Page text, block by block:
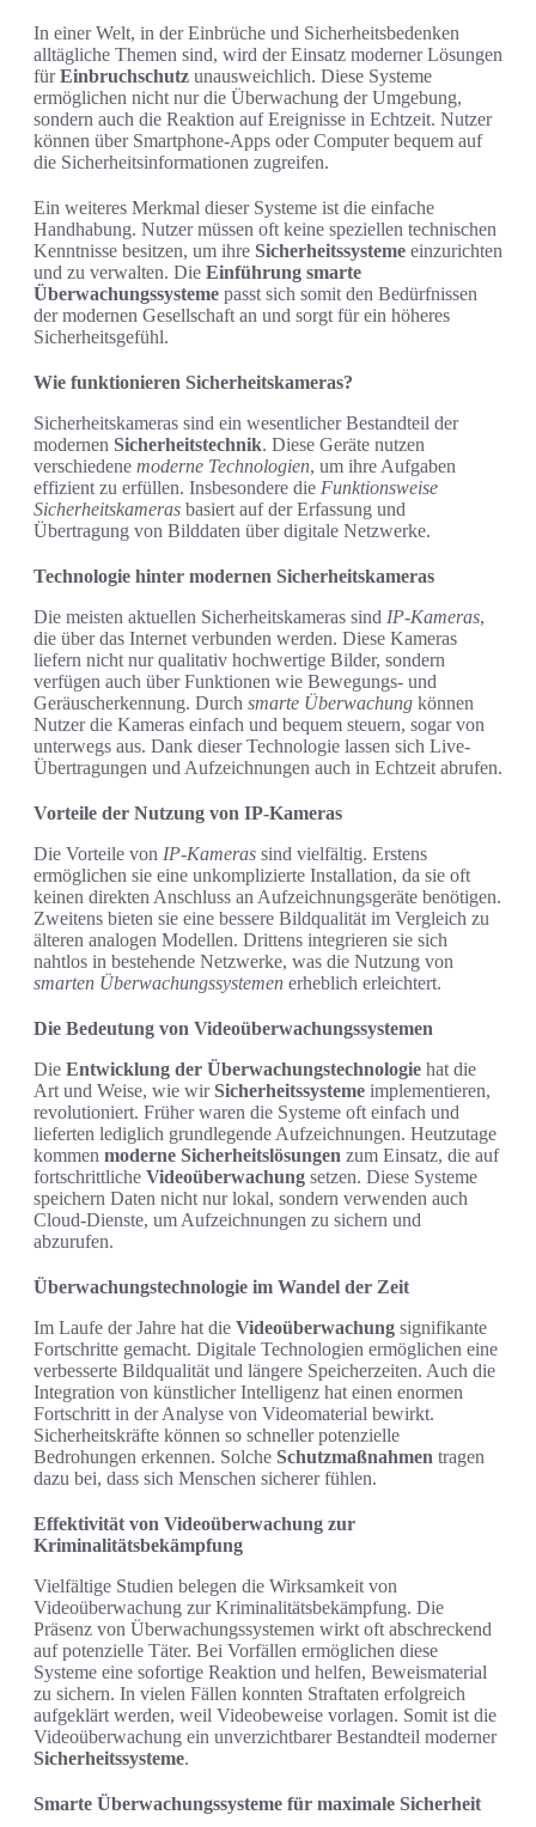
In einer Welt, in der Einbrüche und Sicherheitsbedenken
alltägliche Themen sind, wird der Einsatz moderner Lösungen
fürEinbruchschutz unausweichlich. Diese Systeme
ermöglichen nicht nur die Überwachung der Umgebung,
sondern auch die Reaktion auf Ereignisse in Echtzeit. Nutzer
können über Smartphone-Apps oder Computer bequem auf
die Sicherheitsinformationen zugreifen.
Ein weiteres Merkmal dieser Systeme ist die einfache
Handhabung. Nutzer müssen oft keine speziellen technischen
Kenntnisse besitzen, um ihre Sicherheitssysteme einzurichten
und zu verwalten. Die Einführung smarte
Überwachungssysteme passt sich somit den Bedürfnissen
der modernen Gesellschaft an und sorgt für ein höheres
Sicherheitsgefühl.
Wie funktionieren Sicherheitskameras?
Sicherheitskameras sind ein wesentlicher Bestandteil der
modernen Sicherheitstechnik. Diese Geräte nutzen
verschiedene moderne Technologien, um ihre Aufgaben
effizient zu erfüllen. Insbesondere die Funktionsweise
Sicherheitskameras basiert auf der Erfassung und
Übertragung von Bilddaten über digitale Netzwerke.
Technologie hinter modernen Sicherheitskameras
Die meisten aktuellen Sicherheitskameras sind IP-Kameras,
die über das Internet verbunden werden. Diese Kameras
liefern nicht nur qualitativ hochwertige Bilder, sondern
verfügen auch über Funktionen wie Bewegungs- und
Geräuscherkennung. Durch smarte Überwachung können
Nutzer die Kameras einfach und bequem steuern, sogar von
unterwegs aus. Dank dieser Technologie lassen sich Live-
Übertragungen und Aufzeichnungen auch in Echtzeit abrufen.
Vorteile der Nutzung von IP-Kameras
Die Vorteile von IP-Kameras sind vielfältig. Erstens
ermöglichen sie eine unkomplizierte Installation, da sie oft
keinen direkten Anschluss an Aufzeichnungsgeräte benötigen.
Zweitens bieten sie eine bessere Bildqualität im Vergleich zu
älteren analogen Modellen. Drittens integrieren sie sich
nahtlos in bestehende Netzwerke, was die Nutzung von
smarten Überwachungssystemen erheblich erleichtert.
Die Bedeutung von Videoüberwachungssystemen
Die Entwicklung der Überwachungstechnologie hat die
Art und Weise, wie wirSicherheitssysteme implementieren,
revolutioniert. Früher waren die Systeme oft einfach und
lieferten lediglich grundlegende Aufzeichnungen. Heutzutage
kommen moderne Sicherheitslösungen zum Einsatz, die auf
fortschrittliche Videoüberwachung setzen. Diese Systeme
speichern Daten nicht nur lokal, sondern verwenden auch
Cloud-Dienste, um Aufzeichnungen zu sichern und
abzurufen.
Überwachungstechnologie im Wandel der Zeit
Im Laufe der Jahre hat die Videoüberwachung signifikante
Fortschritte gemacht. Digitale Technologien ermöglichen eine
verbesserte Bildqualität und längere Speicherzeiten. Auch die
Integration von künstlicher Intelligenz hat einen enormen
Fortschritt in der Analyse von Videomaterial bewirkt.
Sicherheitskräfte können so schneller potenzielle
Bedrohungen erkennen. Solche Schutzmaßnahmen tragen
dazu bei, dass sich Menschen sicherer fühlen.
Effektivität von Videoüberwachung zur
Kriminalitätsbekämpfung
Vielfältige Studien belegen die Wirksamkeit von
Videoüberwachung zur Kriminalitätsbekämpfung. Die
Präsenz von Überwachungssystemen wirkt oft abschreckend
auf potenzielle Täter. Bei Vorfällen ermöglichen diese
Systeme eine sofortige Reaktion und helfen, Beweismaterial
zu sichern. In vielen Fällen konnten Straftaten erfolgreich
aufgeklärt werden, weil Videobeweise vorlagen. Somit ist die
Videoüberwachung ein unverzichtbarer Bestandteil moderner
Sicherheitssysteme.
Smarte Überwachungssysteme für maximale Sicherheit